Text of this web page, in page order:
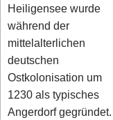
Heiligensee wurde
während der
mittelalterlichen
deutschen
Ostkolonisation um
1230 als typisches
Angerdorf gegründet.